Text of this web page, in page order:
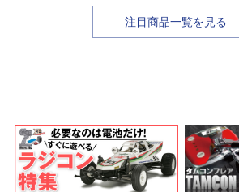
注目商品一覧を見る